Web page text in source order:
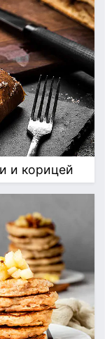
и корицей